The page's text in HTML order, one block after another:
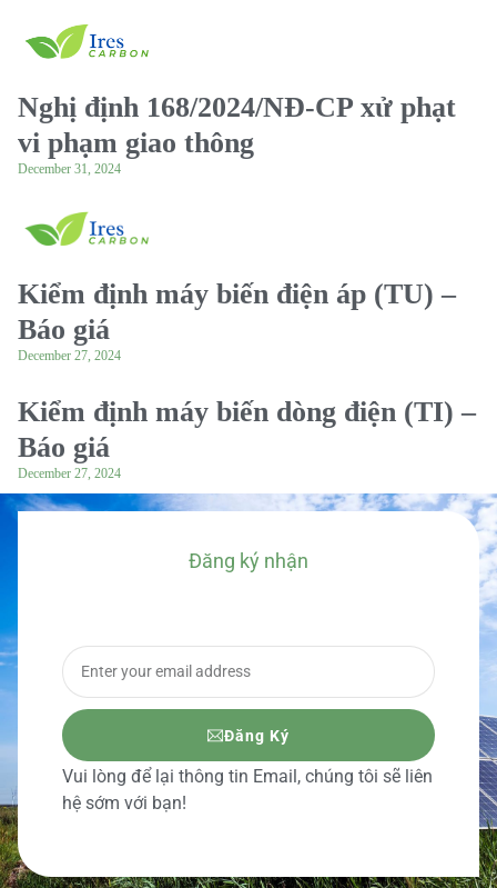
Nghị định 168/2024/NĐ-CP xử phạt
vi phạm giao thông
December 31, 2024
Kiểm định máy biến điện áp (TU) –
Báo giá
December 27, 2024
Kiểm định máy biến dòng điện (TI) –
Báo giá
December 27, 2024
Đăng ký nhận
Đăng Ký
Vui lòng để lại thông tin Email, chúng tôi sẽ liên
hệ sớm với bạn!